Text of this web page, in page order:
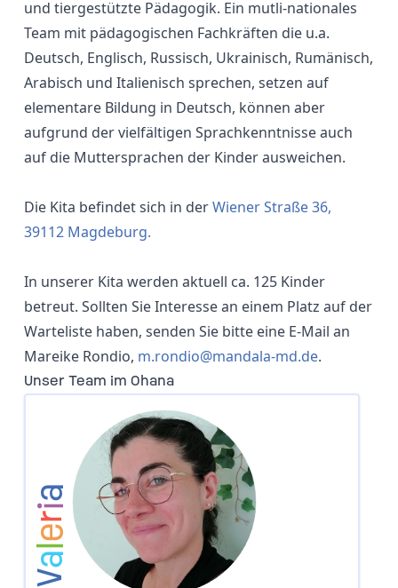
und tiergestützte Pädagogik. Ein mutli-nationales
Team mit pädagogischen Fachkräften die u.a.
Deutsch, Englisch, Russisch, Ukrainisch, Rumänisch,
Arabisch und Italienisch sprechen, setzen auf
elementare Bildung in Deutsch, können aber
aufgrund der vielfältigen Sprachkenntnisse auch
auf die Muttersprachen der Kinder ausweichen.
Die Kita befindet sich in derWiener Straße 36,
39112 Magdeburg.
In unserer Kita werden aktuell ca. 125 Kinder
betreut. Sollten Sie Interesse an einem Platz auf der
Warteliste haben, senden Sie bitte eine E-Mail an
Mareike Rondio, m.rondio@mandala-md.de.
Unser Team im Ohana
V
a
l
e
r
i
a